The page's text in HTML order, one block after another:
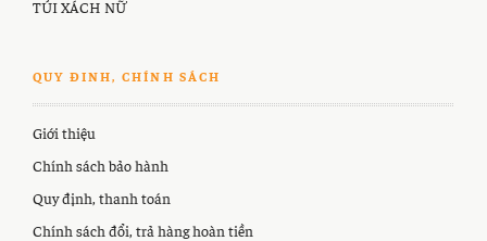
TÚI XÁCH NỮ
QUY ĐINH, CHÍNH SÁCH
Giới thiệu
Chính sách bảo hành
Quy định, thanh toán
Chính sách đổi, trả hàng hoàn tiền